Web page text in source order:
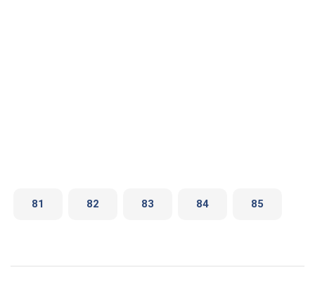
81 82 83 84 85